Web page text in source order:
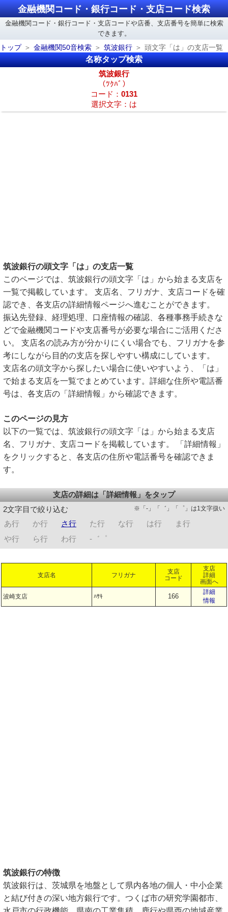
金融機関コード・銀行コード・支店コード検索
金融機関コード・銀行コード・支店コードや店番、支店番号を簡単に検索
できます。
トップ
金融機関50音検索 筑波銀行 頭文字「は」の支店一覧
名称タップ検索
筑波銀行
（ﾂｸﾊﾞ）
コード： 0131
選択文字：は
筑波銀行の頭文字「は」の支店一覧
このページでは、筑波銀行の頭文字「は」から始まる支店を
一覧で掲載しています。 支店名、フリガナ、支店コードを確
認でき、各支店の詳細情報ページへ進むことができます。
振込先登録、経理処理、口座情報の確認、各種事務手続きな
どで金融機関コードや支店番号が必要な場合にご活用くださ
い。 支店名の読み方が分かりにくい場合でも、フリガナを参
考にしながら目的の支店を探しやすい構成にしています。
支店名の頭文字から探したい場合に使いやすいよう、「は」
で始まる支店を一覧でまとめています。詳細な住所や電話番
号は、各支店の「詳細情報」から確認できます。
このページの見方
以下の一覧では、筑波銀行の頭文字「は」から始まる支店
名、フリガナ、支店コードを掲載しています。 「詳細情報」
をクリックすると、各支店の住所や電話番号を確認できま
す。
支店の詳細は「詳細情報」をタップ
2文字目で絞り込む
※「-」「゛」「゜」は1文字扱い
あ行 か行 さ行 た行 な行 は行
ま行
や行
ら行 わ行 -゛゜
支店名 フリガナ
支店
コード
支店
詳細
画面へ
波崎支店 ﾊｻｷ 166
詳細
情報
筑波銀行の特徴
筑波銀行は、茨城県を地盤として県内各地の個人・中小企業
と結び付きの深い地方銀行です。つくば市の研究学園都市、